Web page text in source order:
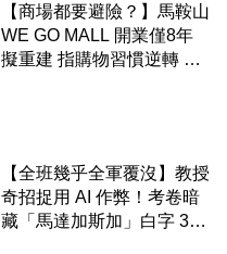
【商場都要避險？】馬鞍山
WE GO MALL 開業僅8年
擬重建 指購物習慣逆轉 餐
【全班幾乎全軍覆沒】教授
奇招捉用 AI 作弊！考卷暗
藏「馬達加斯加」白字 35